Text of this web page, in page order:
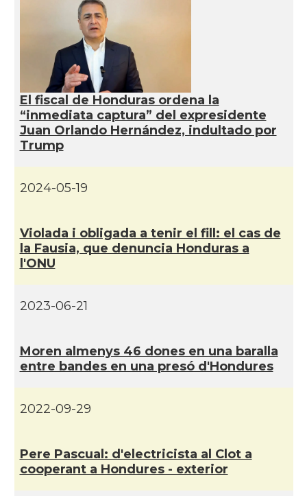
El fiscal de Honduras ordena la
“inmediata captura” del expresidente
Juan Orlando Hernández, indultado por
Trump
2024-05-19
Violada i obligada a tenir el fill: el cas de
la Fausia, que denuncia Honduras a
l'ONU
2023-06-21
Moren almenys 46 dones en una baralla
entre bandes en una presó d'Hondures
2022-09-29
Pere Pascual: d'electricista al Clot a
cooperant a Hondures - exterior